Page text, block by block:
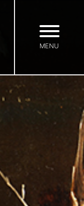
MENU